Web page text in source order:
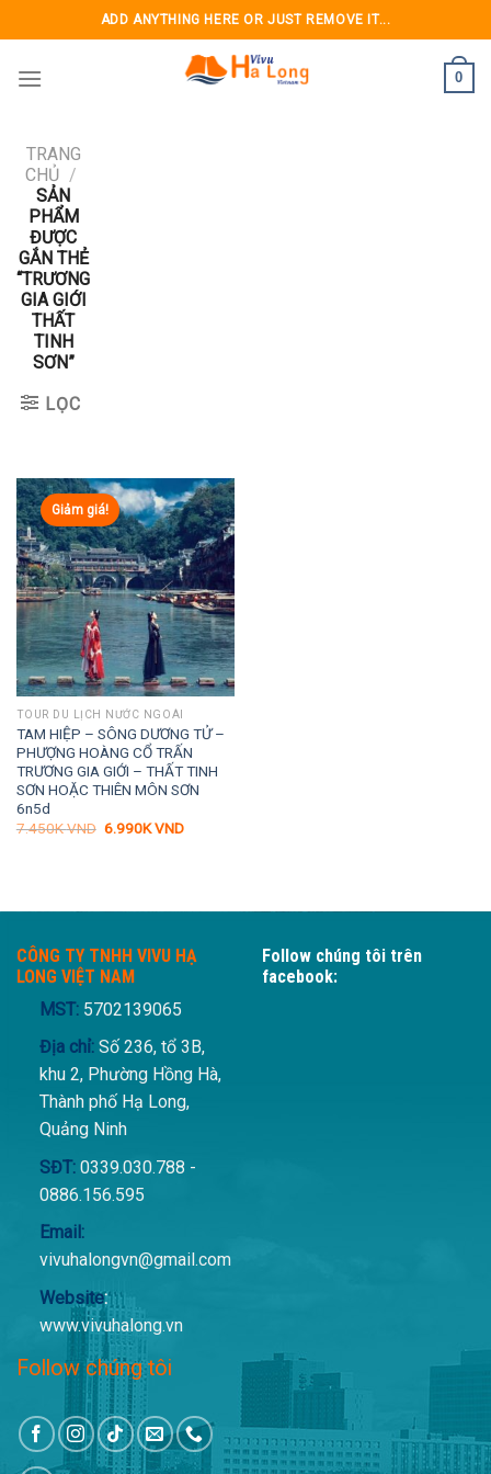
to
content
ADD ANYTHING HERE OR JUST REMOVE IT...
0
TRANG
CHỦ /
SẢN
PHẨM
ĐƯỢC
GẮN THẺ
“TRƯƠNG
GIA GIỚI
THẤT
TINH
SƠN”
LỌC
Giảm giá!
TOUR DU LỊCH NƯỚC NGOÀI
TAM HIỆP – SÔNG DƯƠNG TỬ –
PHƯỢNG HOÀNG CỔ TRẤN
TRƯƠNG GIA GIỚI – THẤT TINH
SƠN HOẶC THIÊN MÔN SƠN
6n5d
7.450KVND Giá
6.990KVNDGiá
CÔNG TY TNHH VIVU HẠ
LONG VIỆT NAM
MST: 5702139065
Địa chỉ:Số 236, tổ 3B,
khu 2, Phường Hồng Hà,
Thành phố Hạ Long,
Quảng Ninh
SĐT:0339.030.788 -
0886.156.595
Email:
vivuhalongvn@gmail.com
Website:
www.vivuhalong.vn
Follow chúng tôi
Follow chúng tôi trên
facebook: